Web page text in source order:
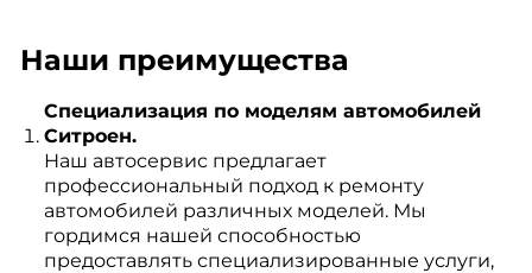
Наши преимущества
Специализация по моделям автомобилей
Ситроен.
Наш автосервис предлагает
профессиональный подход к ремонту
автомобилей различных моделей. Мы
гордимся нашей способностью
предоставлять специализированные услуги,